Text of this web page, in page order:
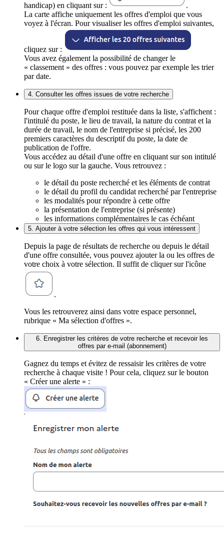
handicap) en cliquant sur :
.
La carte affiche uniquement les offres d'emploi que vous
voyez à l'écran. Pour visualiser les offres d'emploi suivantes,
cliquez sur :
Vous avez également la possibilité de changer le
« classement » des offres : vous pouvez par exemple les trier
par date.
4. Consulter les offres issues de votre recherche
Pour chaque offre d'emploi restituée dans la liste, s'affichent :
l'intitulé du poste, le lieu de travail, la nature du contrat et la
durée de travail, le nom de l'entreprise si précisé, les 200
premiers caractères du descriptif du poste, la date de
publication de l'offre.
Vous accédez au détail d'une offre en cliquant sur son intitulé
ou sur le logo sur la gauche. Vous retrouvez :
le détail du poste recherché et les éléments de contrat
le détail du profil du candidat recherché par l'entreprise
les modalités pour répondre à cette offre
la présentation de l'entreprise (si présente)
les informations complémentaires le cas échéant
5. Ajouter à votre sélection les offres qui vous intéressent
Depuis la page de résultats de recherche ou depuis le détail
d'une offre consultée, vous pouvez ajouter la ou les offres de
votre choix à votre sélection. Il suffit de cliquer sur l'icône
.
Vous les retrouverez ainsi dans votre espace personnel,
rubrique « Ma sélection d'offres ».
6. Enregistrer les critères de votre recherche et recevoir les
offres par e-mail (abonnement)
Gagnez du temps et évitez de ressaisir les critères de votre
recherche à chaque visite ! Pour cela, cliquez sur le bouton
« Créer une alerte » :